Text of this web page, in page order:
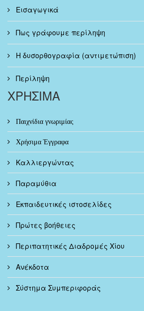
Εισαγωγικά
Πως γράφουμε περίληψη
Η δυσορθογραφία (αντιμετώπιση)
Περίληψη
ΧΡΗΣΙΜΑ
Παιχνίδια γνωριμίας
Χρήσιμα Έγγραφα
Καλλιεργώντας
Παραμύθια
Εκπαιδευτικές ιστοσελίδες
Πρώτες βοήθειες
Περιπατητικές Διαδρομές Χίου
Ανέκδοτα
Σύστημα Συμπεριφοράς